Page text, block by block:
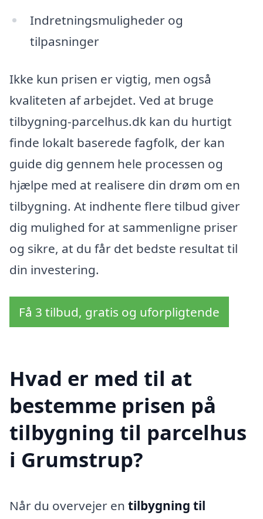
Indretningsmuligheder og
tilpasninger
Ikke kun prisen er vigtig, men også
kvaliteten af arbejdet. Ved at bruge
tilbygning-parcelhus.dk kan du hurtigt
finde lokalt baserede fagfolk, der kan
guide dig gennem hele processen og
hjælpe med at realisere din drøm om en
tilbygning. At indhente flere tilbud giver
dig mulighed for at sammenligne priser
og sikre, at du får det bedste resultat til
din investering.
Få 3 tilbud, gratis og uforpligtende
Hvad er med til at
bestemme prisen på
tilbygning til parcelhus
i Grumstrup?
Når du overvejer en tilbygning til